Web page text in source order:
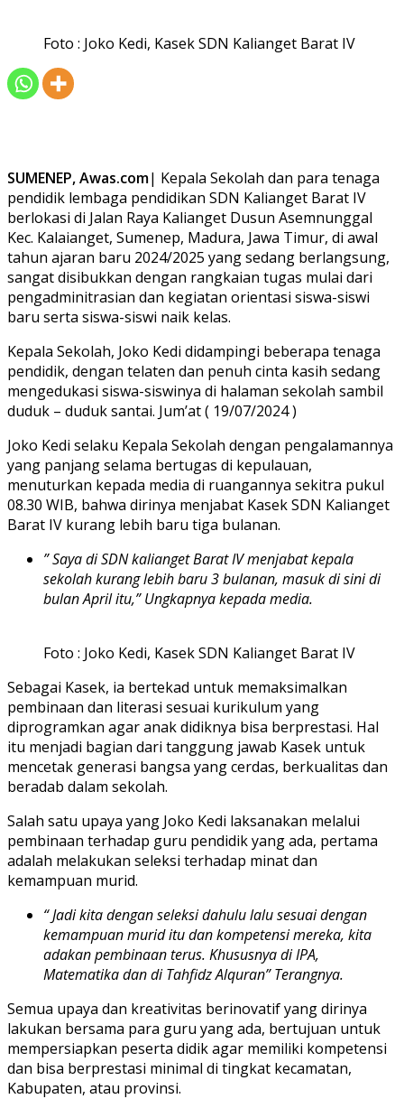
Foto : Joko Kedi, Kasek SDN Kalianget Barat IV
SUMENEP, Awas.com| Kepala Sekolah dan para tenaga
pendidik lembaga pendidikan SDN Kalianget Barat IV
berlokasi di Jalan Raya Kalianget Dusun Asemnunggal
Kec. Kalaianget, Sumenep, Madura, Jawa Timur, di awal
tahun ajaran baru 2024/2025 yang sedang berlangsung,
sangat disibukkan dengan rangkaian tugas mulai dari
pengadminitrasian dan kegiatan orientasi siswa-siswi
baru serta siswa-siswi naik kelas.
Kepala Sekolah, Joko Kedi didampingi beberapa tenaga
pendidik, dengan telaten dan penuh cinta kasih sedang
mengedukasi siswa-siswinya di halaman sekolah sambil
duduk – duduk santai. Jum’at ( 19/07/2024 )
Joko Kedi selaku Kepala Sekolah dengan pengalamannya
yang panjang selama bertugas di kepulauan,
menuturkan kepada media di ruangannya sekitra pukul
08.30 WIB, bahwa dirinya menjabat Kasek SDN Kalianget
Barat IV kurang lebih baru tiga bulanan.
” Saya di SDN kalianget Barat IV menjabat kepala
sekolah kurang lebih baru 3 bulanan, masuk di sini di
bulan April itu,” Ungkapnya kepada media.
Foto : Joko Kedi, Kasek SDN Kalianget Barat IV
Sebagai Kasek, ia bertekad untuk memaksimalkan
pembinaan dan literasi sesuai kurikulum yang
diprogramkan agar anak didiknya bisa berprestasi. Hal
itu menjadi bagian dari tanggung jawab Kasek untuk
mencetak generasi bangsa yang cerdas, berkualitas dan
beradab dalam sekolah.
Salah satu upaya yang Joko Kedi laksanakan melalui
pembinaan terhadap guru pendidik yang ada, pertama
adalah melakukan seleksi terhadap minat dan
kemampuan murid.
“ Jadi kita dengan seleksi dahulu lalu sesuai dengan
kemampuan murid itu dan kompetensi mereka, kita
adakan pembinaan terus. Khususnya di IPA,
Matematika dan di Tahfidz Alquran” Terangnya.
Semua upaya dan kreativitas berinovatif yang dirinya
lakukan bersama para guru yang ada, bertujuan untuk
mempersiapkan peserta didik agar memiliki kompetensi
dan bisa berprestasi minimal di tingkat kecamatan,
Kabupaten, atau provinsi.